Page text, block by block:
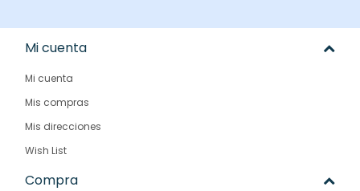
Mi cuenta
Mi cuenta
Mis compras
Mis direcciones
Wish List
Compra